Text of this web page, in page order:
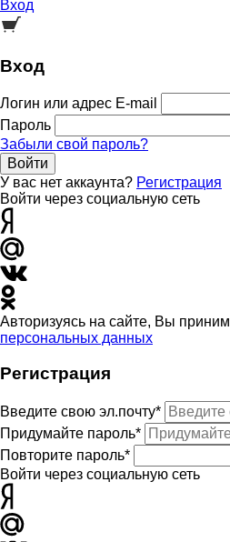
Вход
Вход
Логин или адрес E-mail
Пароль
Забыли свой пароль?
Войти
У вас нет аккаунта? Регистрация
Войти через социальную сеть
Авторизуясь на сайте, Вы
персональных данных
Регистрация
Введите свою эл.почту*
Придумайте пароль*
Повторите пароль*
Войти через социальную сеть